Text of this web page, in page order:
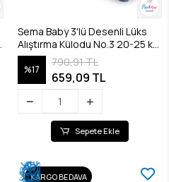
Sema Baby 3'lü Desenli Lüks
Alıştırma Külodu No.3 20-25 kg
- Flowers
%17
790,91 TL
659,09 TL
Sepete Ekle
KARGO BEDAVA